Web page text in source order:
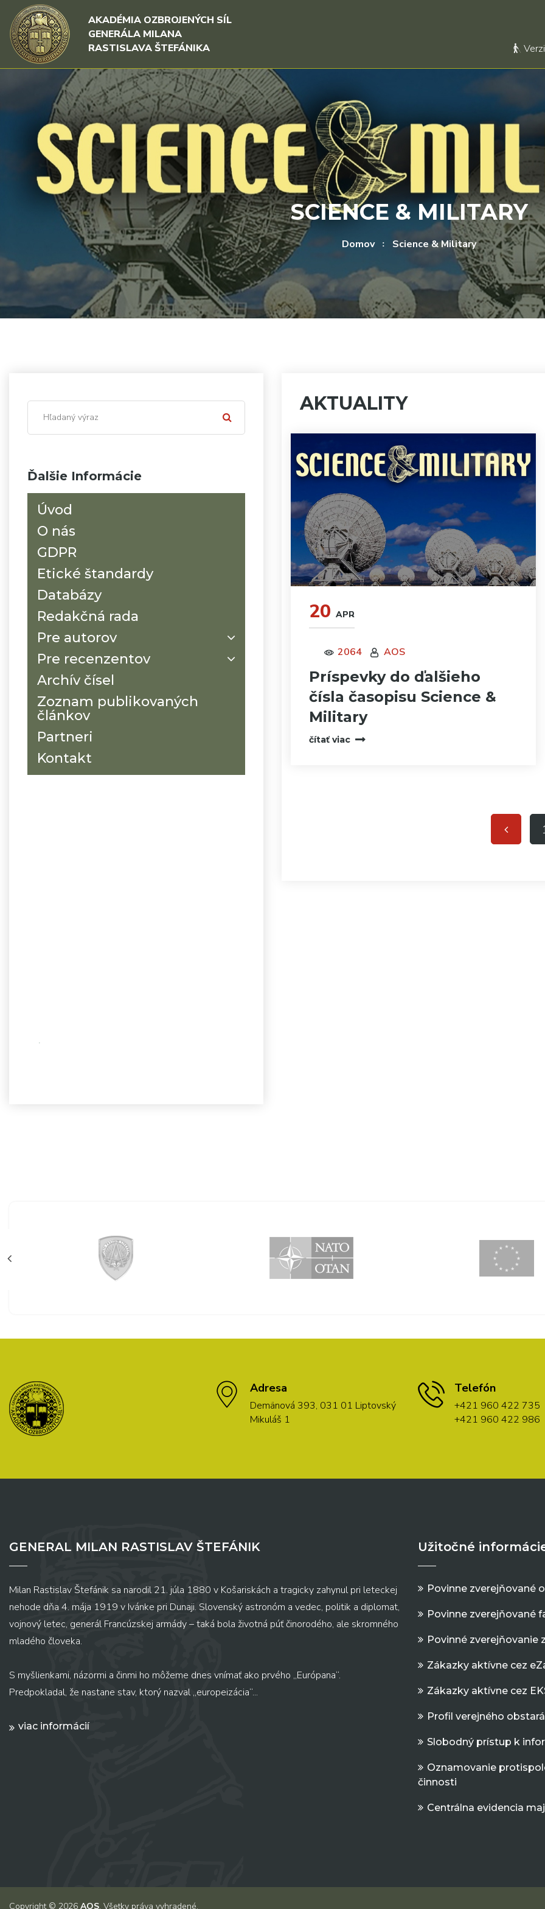
Rovno na obsah
Rovno na menu
AKADÉMIA OZBROJENÝCH SÍL
GENERÁLA MILANA
RASTISLAVA ŠTEFÁNIKA
SCIENCE & MILITARY
Domov Science & Military
Ďalšie Informácie
Úvod
O nás
GDPR
Etické štandardy
Databázy
Redakčná rada
Pre autorov
Pre recenzentov
Archív čísel
Zoznam publikovaných
článkov
Partneri
Kontakt
AKTUALITY
20 APR
2064 AOS
Príspevky do ďalšieho
čísla časopisu Science &
Military
čítať viac
Adresa
Demänová 393, 031 01 Liptovský
Mikuláš 1
Telefón
+421 960 422 735
+421 960 422 986
GENERAL MILAN RASTISLAV ŠTEFÁNIK
Milan Rastislav Štefánik sa narodil 21. júla 1880 v Košariskách a tragicky zahynul pri leteckej
nehode dňa 4. mája 1919 v Ivánke pri Dunaji. Slovenský astronóm a vedec, politik a diplomat,
vojnový letec, generál Francúzskej armády – taká bola životná púť činorodého, ale skromného
mladého človeka.
S myšlienkami, názormi a činmi ho môžeme dnes vnímať ako prvého „Európana“.
Predpokladal, že nastane stav, ktorý nazval „europeizácia“...
viac informácií
Užitočné
Povinne zverejňované
Povinne zverejňované
Povinné zverejňovanie
Zákazky aktívne cez
Zákazky aktívne cez
Profil verejného
Slobodný prístup k
Oznamovanie
činnosti
Centrálna evidencia
Copyright © 2026 AOS. Všetky práva vyhradené.